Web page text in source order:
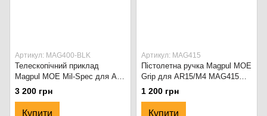
Артикул: MAG400-BLK
Телескопічний приклад
Magpul MOE Mil-Spec для AR
MAG400-FDE Flat Dark Earth
3 200 грн
Купити
Артикул: MAG415
Пістолетна ручка Magpul MOE
Grip для AR15/M4 MAG415
Чорна
1 200 грн
Купити